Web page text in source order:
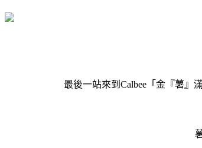
最後一站來到Calbee「金『薯』